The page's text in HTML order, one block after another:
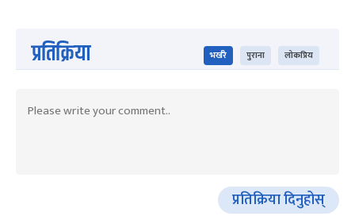
प्रतिक्रिया भर्खरै पुराना लोकप्रिय
प्रतिक्रिया दिनुहोस्